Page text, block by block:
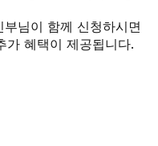
님이 함께 신청하시면
가 혜택이 제공됩니다.